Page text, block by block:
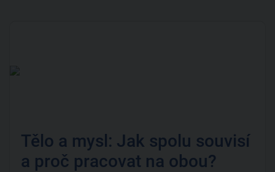
Tělo a mysl: Jak spolu souvisí
a proč pracovat na obou?